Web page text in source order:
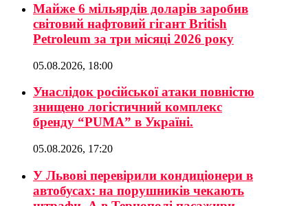
Майже 6 мільярдів доларів заробив
світовий нафтовий гігант British
Petroleum за три місяці 2026 року
05.08.2026, 18:00
Унаслідок російської атаки повністю
знищено логістичний комплекс
бренду “PUMA” в Україні.
05.08.2026, 17:20
У Львові перевірили кондиціонери в
автобусах: на порушників чекають